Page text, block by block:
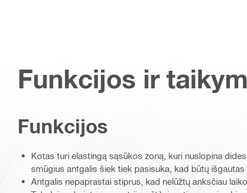
Funkcijos ir
Funkcijos
Kotas turi elastingą sąsūkos zoną, kuri nuslopina
smūgius antgalis šiek tiek pasisuka, kad būtų
Antgalis nepaprastai stiprus, kad nelūžtų anksčiau laiko